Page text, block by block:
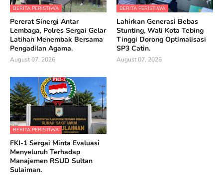
BERITA PERISTIWA
Pererat Sinergi Antar
Lembaga, Polres Sergai Gelar
Latihan Menembak Bersama
Pengadilan Agama.
August 07, 2026
BERITA PERISTIWA
Lahirkan Generasi Bebas
Stunting, Wali Kota Tebing
Tinggi Dorong Optimalisasi
SP3 Catin.
August 07, 2026
BERITA PERISTIWA
FKI-1 Sergai Minta Evaluasi
Menyeluruh Terhadap
Manajemen RSUD Sultan
Sulaiman.